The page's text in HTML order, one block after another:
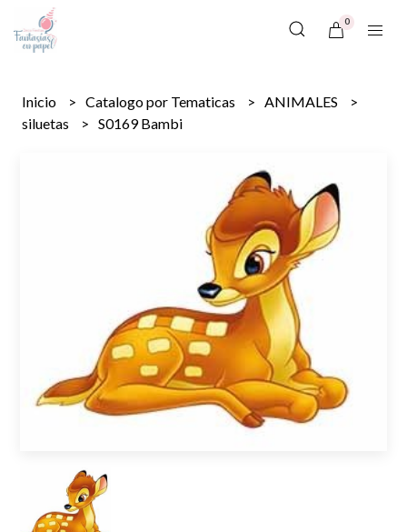
0
Inicio Catalogo por Tematicas
ANIMALES
siluetas
S0169 Bambi